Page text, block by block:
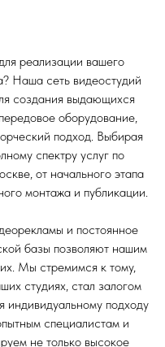
реализации вашего
Наша сеть видеостудий
создания выдающихся
оборудование,
подход. Выбирая
спектру услуг по
от начального этапа
монтажа и публикации.
и постоянное
базы позволяют нашим
Мы стремимся к тому,
студиях, стал залогом
индивидуальному подходу
специалистам и
не только высокое